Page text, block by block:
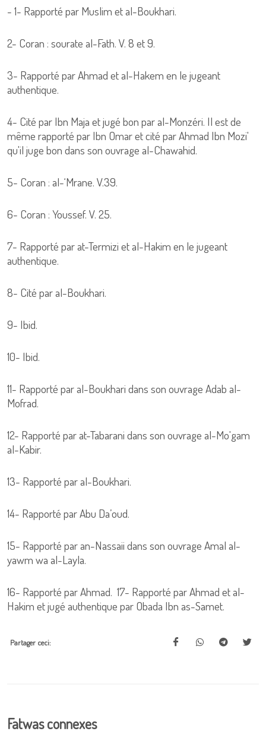
- 1- Rapporté par Muslim et al-Boukhari.
2- Coran : sourate al-Fath. V. 8 et 9.
3- Rapporté par Ahmad et al-Hakem en le jugeant
authentique.
4- Cité par Ibn Maja et jugé bon par al-Monzéri. Il est de
même rapporté par Ibn Omar et cité par Ahmad Ibn Mozi'
qu'il juge bon dans son ouvrage al-Chawahid.
5- Coran : al-‘Mrane. V.39.
6- Coran : Youssef. V. 25.
7- Rapporté par at-Termizi et al-Hakim en le jugeant
authentique.
8- Cité par al-Boukhari.
9- Ibid.
10- Ibid.
11- Rapporté par al-Boukhari dans son ouvrage Adab al-
Mofrad.
12- Rapporté par at-Tabarani dans son ouvrage al-Mo'gam
al-Kabir.
13- Rapporté par al-Boukhari.
14- Rapporté par Abu Da’oud.
15- Rapporté par an-Nassaii dans son ouvrage Amal al-
yawm wa al-Layla.
16- Rapporté par Ahmad. 17- Rapporté par Ahmad et al-
Hakim et jugé authentique par Obada Ibn as-Samet.
Partager ceci:
Fatwas connexes